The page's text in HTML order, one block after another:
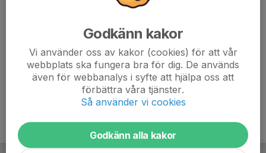
Godkänn kakor
Vi använder oss av kakor (cookies) för att vår
webbplats ska fungera bra för dig. De används
även för webbanalys i syfte att hjälpa oss att
förbättra våra tjänster.
Så använder vi cookies
Godkänn alla kakor